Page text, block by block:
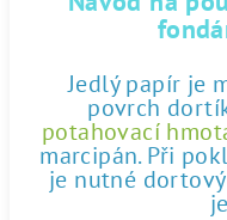
Jedlý papír je
povrch
potahovací
marcipán. Při
je nutné